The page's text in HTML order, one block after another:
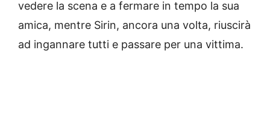
vedere la scena e a fermare in tempo la sua
amica, mentre Sirin, ancora una volta, riuscirà
ad ingannare tutti e passare per una vittima.